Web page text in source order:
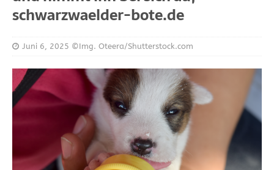
schwarzwaelder-bote.de
Juni 6, 2025 ©Img. Oteera/Shutterstock.com